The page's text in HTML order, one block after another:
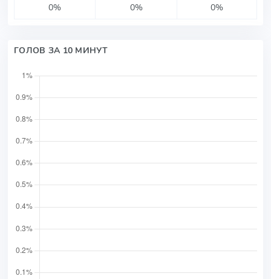
0%
0% 0%
ГОЛОВ ЗА 10 МИНУТ